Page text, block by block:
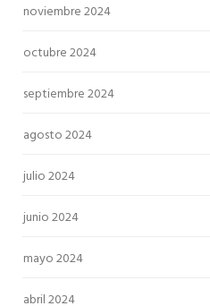
noviembre 2024
octubre 2024
septiembre 2024
agosto 2024
julio 2024
junio 2024
mayo 2024
abril 2024